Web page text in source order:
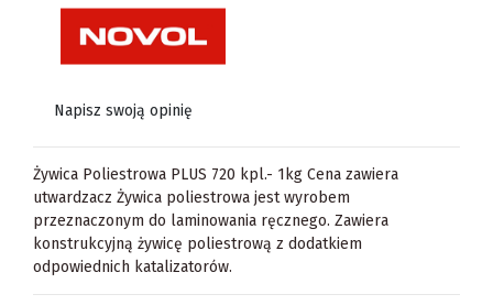
Napisz swoją opinię
Żywica Poliestrowa PLUS 720 kpl.- 1kg Cena zawiera
utwardzacz Żywica poliestrowa jest wyrobem
przeznaczonym do laminowania ręcznego. Zawiera
konstrukcyjną żywicę poliestrową z dodatkiem
odpowiednich katalizatorów.